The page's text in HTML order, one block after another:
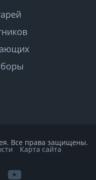
Все права защищены.
Карта сайта